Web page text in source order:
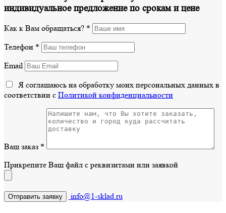
индивидуальное предложение по срокам и цене
Как к Вам обращаться? *
Телефон *
Email
Я соглашаюсь на обработку моих персональных данных в
соответствии с Политикой конфиденциальности
Ваш заказ *
Прикрепите Ваш файл с реквизитами или заявкой
info@1-sklad.ru